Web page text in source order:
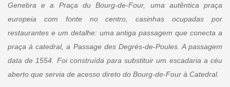
Genebra e a Praça du Bourg-de-Four, uma autêntica praça
europeia com fonte no centro, casinhas ocupadas por
restaurantes e um detalhe: uma antiga passagem que conecta a
praça à catedral, a Passage des Degrés-de-Poules. A passagem
data de 1554. Foi construída para substituir um escadaria a céu
aberto que servia de acesso direto do Bourg-de-Four à Catedral.